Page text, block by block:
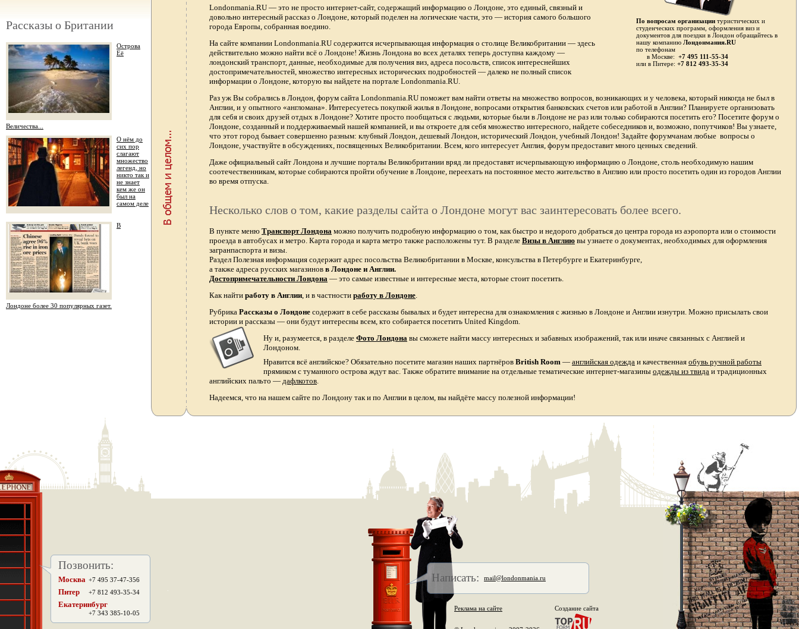
Рассказы о Британии
Острова
Её
Величества...
О нём до
сих пор
слагают
множество
легенд, но
никто так и
не знает
кем же он
был на
самом деле
В
Лондоне более 30 популярных газет.
По вопросам организации туристических и
студенческих программ, оформления виз и
документов для поездки в Лондон обращайтесь в
нашу компаниюЛондонмания.RU
по телефонам
в Москве:+7 495 111-55-34
или в Питере: +7 812 493-35-34
Londonmania.RU — это не просто интернет-сайт, содержащий информацию о Лондоне, это единый, связный и
довольно интересный рассказ о Лондоне, который поделен на логические части, это — история самого большого
города Европы, собранная воедино.
На сайте компании Londonmania.RU содержится исчерпывающая информация о столице Великобритании — здесь
действительно можно найти всё о Лондоне! Жизнь Лондона во всех деталях теперь доступна каждому —
лондонский транспорт, данные, необходимые для получения виз, адреса посольств, список интереснейших
достопримечательностей, множество интересных исторических подробностей — далеко не полный список
информации о Лондоне, которую вы найдете на портале Londonmania.RU.
Раз уж Вы собрались в Лондон, форум сайта Londonmania.RU поможет вам найти ответы на множество вопросов, возникающих и у человека, который никогда не был в
Англии, и у опытного «англомана». Интересуетесь покупкой жилья в Лондоне, вопросами открытия банковских счетов или работой в Англии? Планируете организовать
для себя и своих друзей отдых в Лондоне? Хотите просто пообщаться с людьми, которые были в Лондоне не раз или только собираются посетить его? Посетите форум о
Лондоне, созданный и поддерживаемый нашей компанией, и вы откроете для себя множество интересного, найдете собеседников и, возможно, попутчиков! Вы узнаете,
что этот город бывает совершенно разным: клубный Лондон, дешевый Лондон, исторический Лондон, учебный Лондон! Задайте форумчанам любые вопросы о
Лондоне, участвуйте в обсуждениях, посвященных Великобритании. Всем, кого интересует Англия, форум предоставит много ценных сведений.
Даже официальный сайт Лондона и лучшие порталы Великобритании вряд ли предоставят исчерпывающую информацию о Лондоне, столь необходимую нашим
соотечественникам, которые собираются пройти обучение в Лондоне, переехать на постоянное место жительство в Англию или просто посетить один из городов Англии
во время отпуска.
Несколько слов о том, какие разделы сайта о Лондоне могут вас заинтересовать более всего.
В пункте меню Транспорт Лондона можно получить подробную информацию о том, как быстро и недорого добраться до центра города из аэропорта или о стоимости
проезда в автобусах и метро. Карта города и карта метро также расположены тут. В разделе Визы в Англию вы узнаете о документах, необходимых для оформления
загранпаспорта и визы.
Раздел Полезная информация содержит адрес посольства Великобритании в Москве, консульства в Петербурге и Екатеринбурге,
а также адреса русских магазинов в Лондоне и Англии.
Достопримечательности Лондона — это самые известные и интересные места, которые стоит посетить.
Как найти работу в Англии, и в частности работу в Лондоне.
Рубрика Рассказы о Лондоне содержит в себе рассказы бывалых и будет интересна для ознакомления с жизнью в Лондоне и Англии изнутри. Можно присылать свои
истории и рассказы — они будут интересны всем, кто собирается посетить United Kingdom.
Ну и, разумеется, в разделе Фото Лондона вы сможете найти массу интересных и забавных изображений, так или иначе связанных с Англией и
Лондоном.
Нравится всё английское? Обязательно посетите магазин наших партнёров British Room — английская одежда и качественная обувь ручной работы
прямиком с туманного острова ждут вас. Также обратите внимание на отдельные тематические интернет-магазины одежды из твида и традиционных
английских пальто — дафлкотов.
Надеемся, что на нашем сайте по Лондону так и по Англии в целом, вы найдёте массу полезной информации!
Позвонить:
Москва +7 495 37-47-356
Питер +7 812 493-35-34
Екатеринбург
+7 343 385-10-05
Написать: mail@londonmania.ru
Реклама на сайте Создание сайта